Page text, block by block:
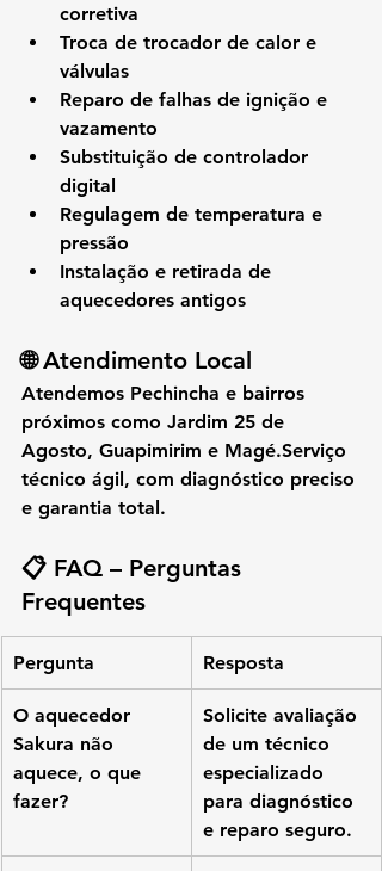
corretiva
Troca de trocador de calor e
válvulas
Reparo de falhas de ignição e
vazamento
Substituição de controlador
digital
Regulagem de temperatura e
pressão
Instalação e retirada de
aquecedores antigos
🌐 Atendimento Local
Atendemos Pechincha e bairros
próximos como Jardim 25 de
Agosto, Guapimirim e Magé.Serviço
técnico ágil, com diagnóstico preciso
e garantia total.
📋 FAQ – Perguntas
Frequentes
Pergunta Resposta
O aquecedor
Sakura não
aquece, o que
fazer?
Solicite avaliação
de um técnico
especializado
para diagnóstico
e reparo seguro.